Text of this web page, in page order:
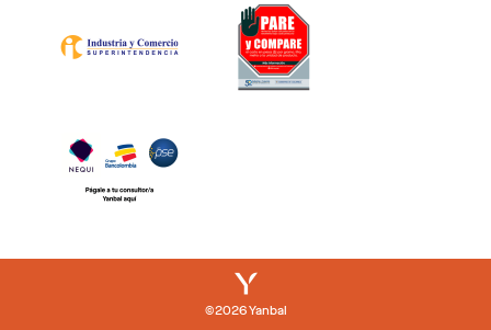
©2026 Yanbal